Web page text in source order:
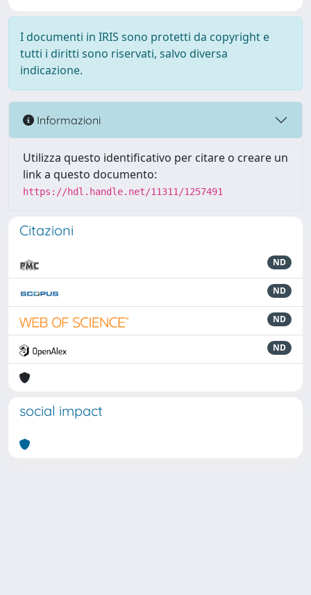
I documenti in IRIS sono protetti da copyright e
tutti i diritti sono riservati, salvo diversa
indicazione.
Informazioni
Utilizza questo identificativo per citare o creare un
link a questo documento:
https://hdl.handle.net/11311/1257491
Citazioni
ND
ND
ND
ND
social impact